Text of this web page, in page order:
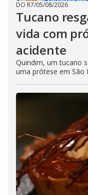
DO R7/05/08/2026
Tucano
vida com
acidente
Quindim, um tucano
uma prótese em São